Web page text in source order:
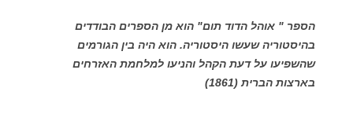
הספר " אוהל הדוד תום" הוא מן הספרים הבודדים
בהיסטוריה שעשו היסטוריה. הוא היה בין הגורמים
שהשפיעו על דעת הקהל והניעו למלחמת האזרחים
בארצות הברית (1861)